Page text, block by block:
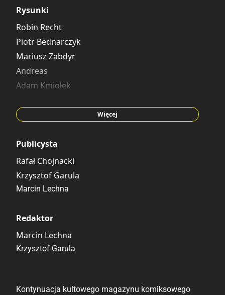
Artur Ruducha
Julien Blondel
Maciej Mazur
Michał Studniarek
Ryszard Dąbrowski
Rafał Skarżycki
Rysunki
Robin Recht
Piotr Bednarczyk
Mariusz Zabdyr
Andreas
Adam Kmiołek
Juan Gimenez
Jerome Opena
Maciej Mazur
Andrzej Łaski
Ryszard Dąbrowski
Tomasz Lew Leśniak
Więcej
Publicysta
Rafał Chojnacki
Krzysztof Garula
Marcin Lechna
Redaktor
Marcin Lechna
Krzysztof Garula
Kontynuacja kultowego magazynu komiksowego